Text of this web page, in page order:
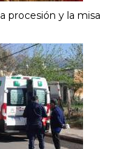
procesión y la misa